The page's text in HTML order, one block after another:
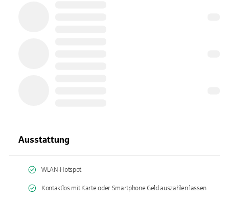
Ausstattung
WLAN-Hotspot
Kontaktlos mit Karte oder Smartphone Geld auszahlen lassen